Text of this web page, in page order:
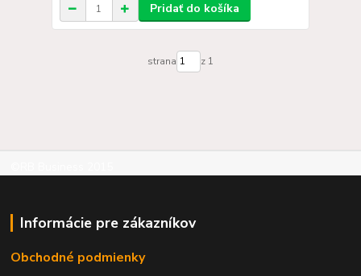
Pridať do košíka
strana z 1
Informácie pre zákazníkov
Obchodné podmienky